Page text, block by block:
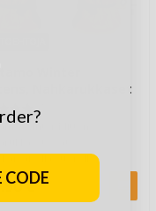
Winter
Nahkarukkaset
(5)
Winter Mitten
vuorella
lämpimät rukkaset.
€
CODE